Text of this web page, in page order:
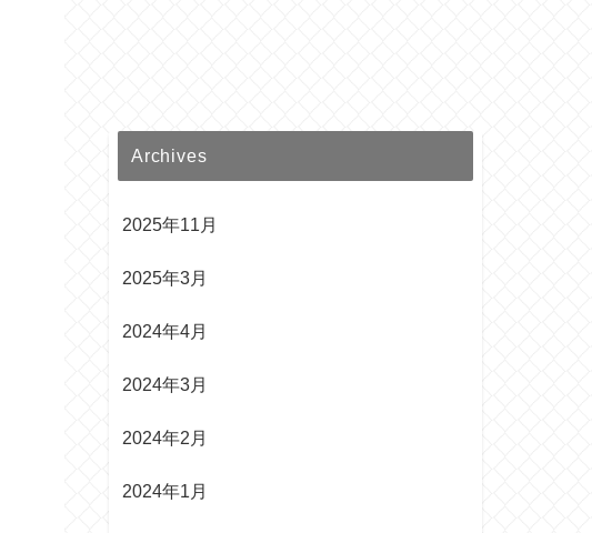
Archives
2025年11月
2025年3月
2024年4月
2024年3月
2024年2月
2024年1月